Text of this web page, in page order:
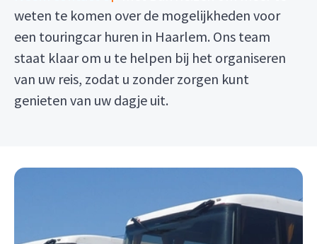
weten te komen over de mogelijkheden voor
een touringcar huren in Haarlem. Ons team
staat klaar om u te helpen bij het organiseren
van uw reis, zodat u zonder zorgen kunt
genieten van uw dagje uit.